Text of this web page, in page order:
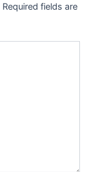
Required fields are